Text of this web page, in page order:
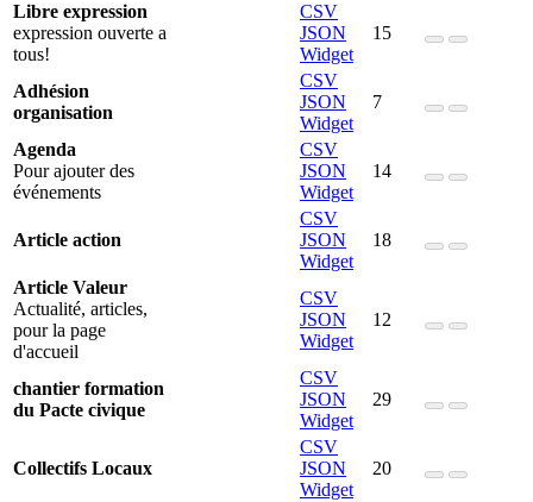
Libre expression
expression ouverte a
tous!
CSV
JSON
Widget
15
Adhésion
organisation
CSV
JSON
Widget
7
Agenda
Pour ajouter des
événements
CSV
JSON
Widget
14
Article action
CSV
JSON
Widget
18
Article Valeur
Actualité, articles,
pour la page
d'accueil
CSV
JSON
Widget
12
chantier formation
du Pacte civique
CSV
JSON
Widget
29
Collectifs Locaux
CSV
JSON
Widget
20